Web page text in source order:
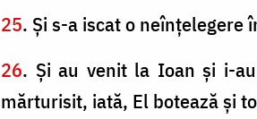
25. Şi s-a iscat o
26. Şi au venit la Ioan şi i-
mărturisit, iată, El botează şi